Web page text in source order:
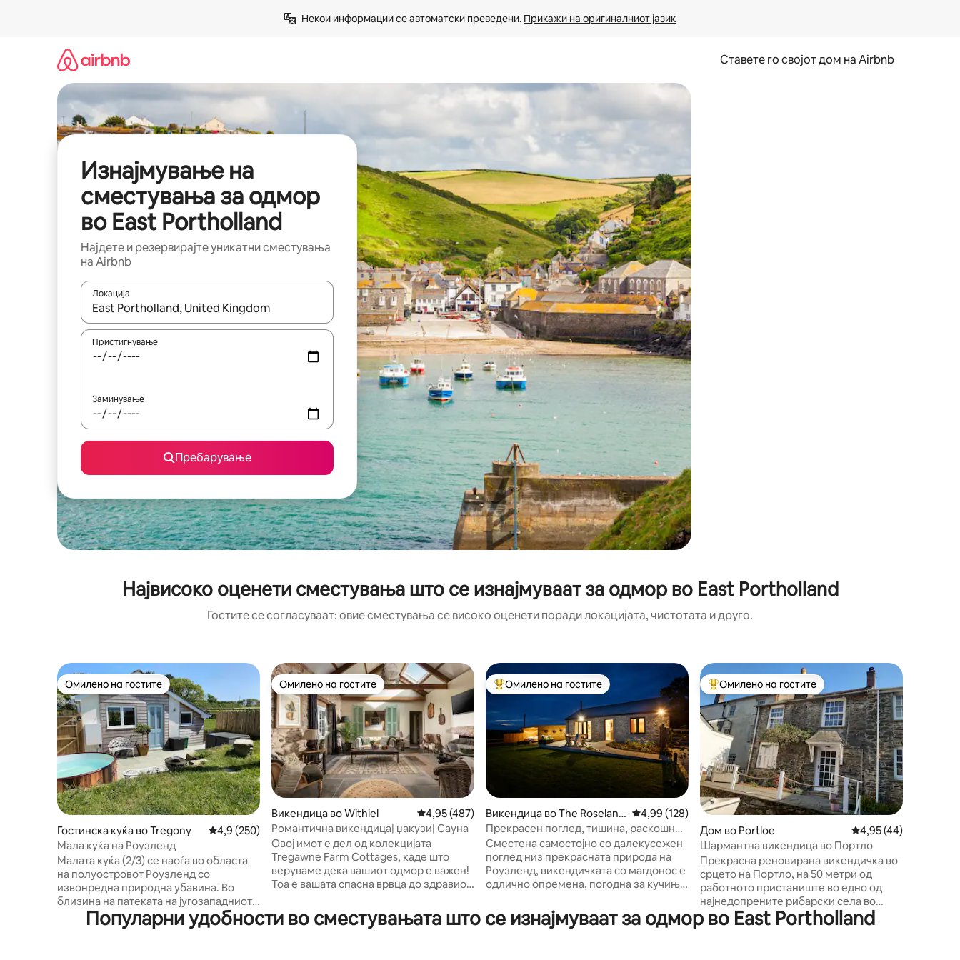
Некои информации се автоматски преведени. Прикажи на оригиналниот јазик
Ставете го својот дом на Airbnb
Изнајмување на
сместувања за одмор
во East Portholland
Најдете и резервирајте уникатни сместувања
на Airbnb
Локација
Кога резултатите се достапни, движете се со копчињата со стрелки нагоре и надолу или истражувајте со допирање или со лизгање.
Пристигнување
Заминување
Пребарување
Највисоко оценети сместувања што се изнајмуваат за одмор во East Portholland
Гостите се согласуваат: овие сместувања се високо оценети поради локацијата, чистотата и друго.
Омилено на гостите
Омилено на гостите
Гостинска куќа во Tregony Просечна оцена: 4,9 од 5, 250 рецензии
4,9 (250)
Мала куќа на Роузленд
Малата куќа (2/3) се наоѓа во областа
на полуостровот Роузленд со
извонредна природна убавина. Во
близина на патеката на југозападниот
брег и прекрасните плажи во
Портоланд и Карн. Спална соба/
Омилено на гостите
Омилено на гостите
Викендица во Withiel Просечна оцена: 4,95 од 5, 487 рецензии
4,95 (487)
Романтична викендица| џакузи| Сауна
Овој имот е дел од колекцијата
Tregawne Farm Cottages, каде што
веруваме дека вашиот одмор е важен!
Тоа е вашата спасна врвца до здравиот
тоа е шанса да се опуштите, шанса да
се исклучите и навистина шанса да го
Меѓу најуспешните „Омилени на гостите“
Омилено на гостите
Викендица во The Roseland
Peninsula
Просечна оцена: 4,99 од 5, 128 рецензии
4,99 (128)
Прекрасен поглед, тишина, раскошни
кади - опуштете се!
Сместена самостојно со далекусежен
поглед низ прекрасната природа на
Роузленд, викендичката со магдонос е
одлично опремена, погодна за кучиња,
полуостровот Роузленд за најмногу 2
возрасни лица. Има подно греење,
Меѓу најуспешните „Омилени на гостите“
Омилено на гостите
Дом во Portloe Просечна оцена:
4,95 (44)
Шармантна викендица во Портло
Прекрасна реновирана викендичка во
срцето на Портло, на 50 метри од
работното пристаниште во едно од
најнедопрените рибарски села во
Корнвол. Сместен на полуостровот
Роузленд, познат по неверојатните
Популарни удобности во сместувањата што се изнајмуваат за одмор во East Portholland